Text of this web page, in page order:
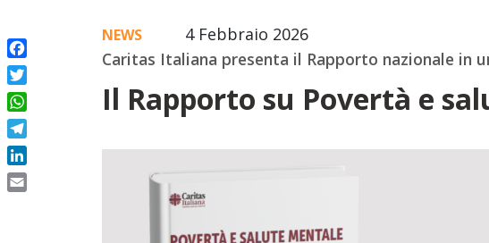
Skip
to
content
4 Febbraio 2026
NEWS
Caritas Italiana presenta il Rapporto nazionale in
Il Rapporto su Povertà e
Facebook
Twitter
WhatsApp
Telegram
LinkedIn